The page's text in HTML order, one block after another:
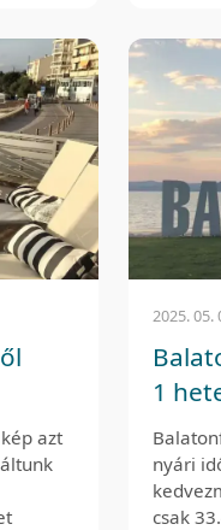
azt
2025. 05.
1
nyári
csak